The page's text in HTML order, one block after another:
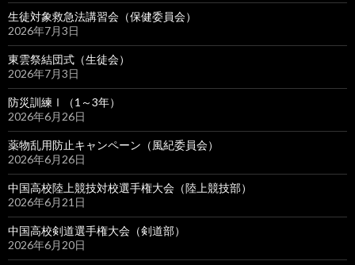
生徒対象救急法講習会（保健委員会）
2026年7月3日
東雲祭結団式（生徒会）
2026年7月3日
防災訓練Ⅰ（1～3年）
2026年6月26日
薬物乱用防止キャンペーン（風紀委員会）
2026年6月26日
中国高校陸上競技対校選手権大会（陸上競技部）
2026年6月21日
中国高校剣道選手権大会（剣道部）
2026年6月20日